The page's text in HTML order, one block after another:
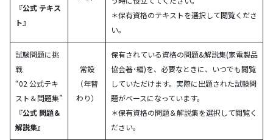
『公式 テキス
ト』
＊保有資格のテキストを選択して閲覧くださ
い。
試験問題に挑
戦
“02 公式テキ
スト＆問題集”
『公式 問題＆
解説集』
常設
（年替
わり）
保有されている資格の問題&解説集(家電製品
協会著･編)を、必要なときに、いつでも閲覧
していただけます。実際に出題された試験問
題がベースになっています。
＊保有資格の問題＆解説集を選択して閲覧く
ださい。